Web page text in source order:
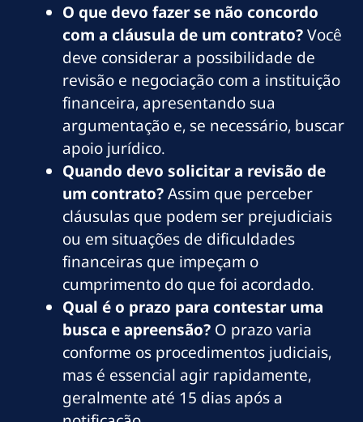
O que devo fazer se não concordo
com a cláusula de um contrato?Você
deve considerar a possibilidade de
revisão e negociação com a instituição
financeira, apresentando sua
argumentação e, se necessário, buscar
apoio jurídico.
Quando devo solicitar a revisão de
um contrato?Assim que perceber
cláusulas que podem ser prejudiciais
ou em situações de dificuldades
financeiras que impeçam o
cumprimento do que foi acordado.
Qual é o prazo para contestar uma
busca e apreensão? O prazo varia
conforme os procedimentos judiciais,
mas é essencial agir rapidamente,
geralmente até 15 dias após a